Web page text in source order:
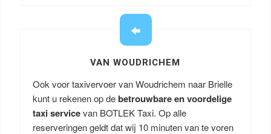
VAN WOUDRICHEM
Ook voor taxivervoer van Woudrichem naar Brielle
kunt u rekenen op debetrouwbare en voordelige
taxi servicevan BOTLEK Taxi. Op alle
reserveringen geldt dat wij 10 minuten van te voren